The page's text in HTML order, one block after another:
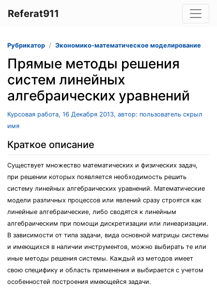
Referat911
Рубрикатор Экономико-математическое моделирование
Прямые методы решения
систем линейных
алгебраических уравнений
Курсовая работа, 16 Декабря 2013, автор: пользователь скрыл
имя
Краткое описание
Существует множество математических и физических задач,
при решении которых появляется необходимость решить
систему линейных алгебраических уравнений. Математические
модели различных процессов или явлений сразу строятся как
линейные алгебраические, либо сводятся к линейным
алгебраическим при помощи дискретизации или линеаризации.
В зависимости от типа задачи, вида основной матрицы системы
и имеющихся в наличии инструментов, можно выбирать те или
иные методы решения системы. Каждый из методов имеет
свою специфику и область применения и выбирается с учетом
особенностей построения имеющейся задачи.